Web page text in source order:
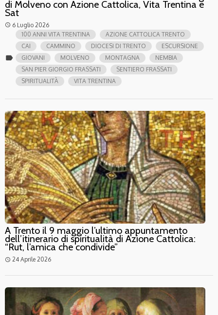
di Molveno con Azione Cattolica, Vita Trentina e
Sat
access_time 6 Luglio 2026
label
100 ANNI VITA TRENTINA
AZIONE CATTOLICA TRENTO
CAI
CAMMINO DIOCESI DI TRENTO
ESCURSIONE
GIOVANI
MOLVENO MONTAGNA
NEMBIA
SAN PIER GIORGIO FRASSATI
SENTIERO FRASSATI
SPIRITUALITÀ
VITA TRENTINA
A Trento il 9 maggio l’ultimo appuntamento
dell’itinerario di spiritualità di Azione Cattolica:
“Rut, l’amica che condivide”
access_time 24 Aprile 2026